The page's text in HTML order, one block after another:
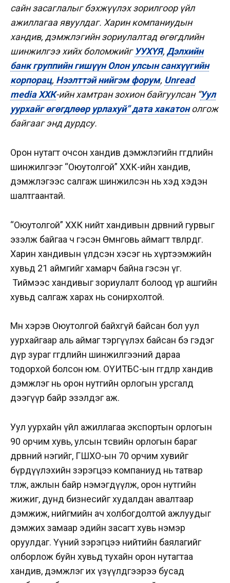
сайн засаглалыг бэхжүүлэх зорилгоор үйл
ажиллагаа явуулдаг. Харин компаниудын
хандив, дэмжлэгийн зориулалтад өгөгдлийн
шинжилгээ хийх боломжийгУУХҮЯ, Дэлхийн
банк группийн гишүүн Олон улсын санхүүгийн
корпорац, Нээлттэй нийгэм форум, Unread
media ХХК-ийн хамтран зохион байгуулсан “Уул
уурхайг өгөгдлөөр урлахуй” дата хакатонолгож
байгааг энд дурдсу.
Орон нутагт очсон хандив дэмжлэгийн өгөгдлийн
шинжилгээг “Оюутолгой” ХХК-ийн хандив,
дэмжлэгээс салгаж шинжилсэн нь хэд хэдэн
шалтгаантай.
“Оюутолгой” ХХК нийт хандивын дөрөвний гурвыг
эзэлж байгаа ч гэсэн Өмнөговь аймагт төвлөрдөг.
Харин хандивын үлдсэн хэсэг нь хүртээмжийн
хувьд 21 аймгийг хамарч байна гэсэн үг.
Тиймээс хандивыг зориулалт болоод үр ашгийн
хувьд салгаж харах нь сонирхолтой.
Мөн хэрэв Оюутолгой байхгүй байсан бол уул
уурхайгаар аль аймаг тэргүүлэх байсан бэ гэдэг
дүр зураг өгөгдлийн шинжилгээний дараа
тодорхой болсон юм. ОҮИТБС-ын өгөгдлөөр хандив
дэмжлэг нь орон нутгийн орлогын урсгалд
дээгүүр байр эзэлдэг аж.
Уул уурхайн үйл ажиллагаа экспортын орлогын
90 орчим хувь, улсын төсвийн орлогын бараг
дөрөвний нэгийг, ГШХО-ын 70 орчим хувийг
бүрдүүлэхийн зэрэгцээ компаниуд нь татвар
төлж, ажлын байр нэмэгдүүлж, орон нутгийн
жижиг, дунд бизнесийг худалдан авалтаар
дэмжиж, нийгмийн ач холбогдолтой ажлуудыг
дэмжих замаар эдийн засагт хувь нэмэр
оруулдаг. Үүний зэрэгцээ нийтийн баялагийг
олборлож буйн хувьд тухайн орон нутагтаа
хандив, дэмжлэг их үзүүлдгээрээ бусад